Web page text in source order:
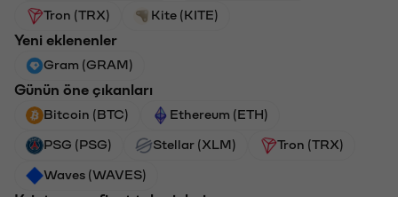
Tron (TRX) Kite (KITE)
Yeni eklenenler
Gram (GRAM)
Günün öne çıkanları
Bitcoin (BTC) Ethereum (ETH)
PSG (PSG) Stellar (XLM) Tron (TRX)
Waves (WAVES)